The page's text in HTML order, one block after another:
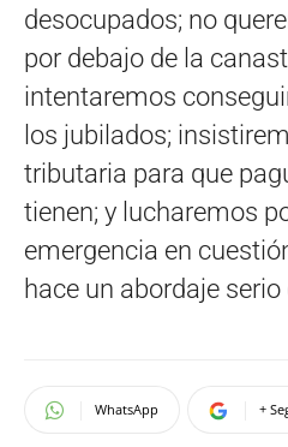
desocupados; no
por debajo de la
intentaremos
los jubilados;
tributaria para que
tienen; y lucharemos
emergencia en
hace un abordaje
WhatsApp +